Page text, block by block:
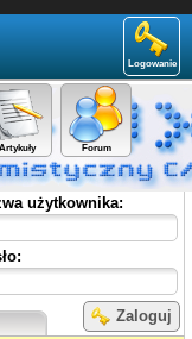
Logowanie
Artykuły Forum
Panel użytkownika
użytkownika:
Zaloguj